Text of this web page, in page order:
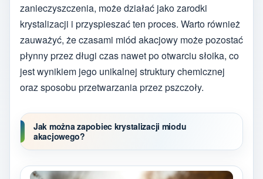
zanieczyszczenia, może działać jako zarodki
krystalizacji i przyspieszać ten proces. Warto również
zauważyć, że czasami miód akacjowy może pozostać
płynny przez długi czas nawet po otwarciu słoika, co
jest wynikiem jego unikalnej struktury chemicznej
oraz sposobu przetwarzania przez pszczoły.
Jak można zapobiec krystalizacji miodu
akacjowego?